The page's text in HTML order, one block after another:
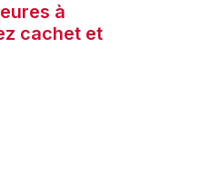
à
cachet et